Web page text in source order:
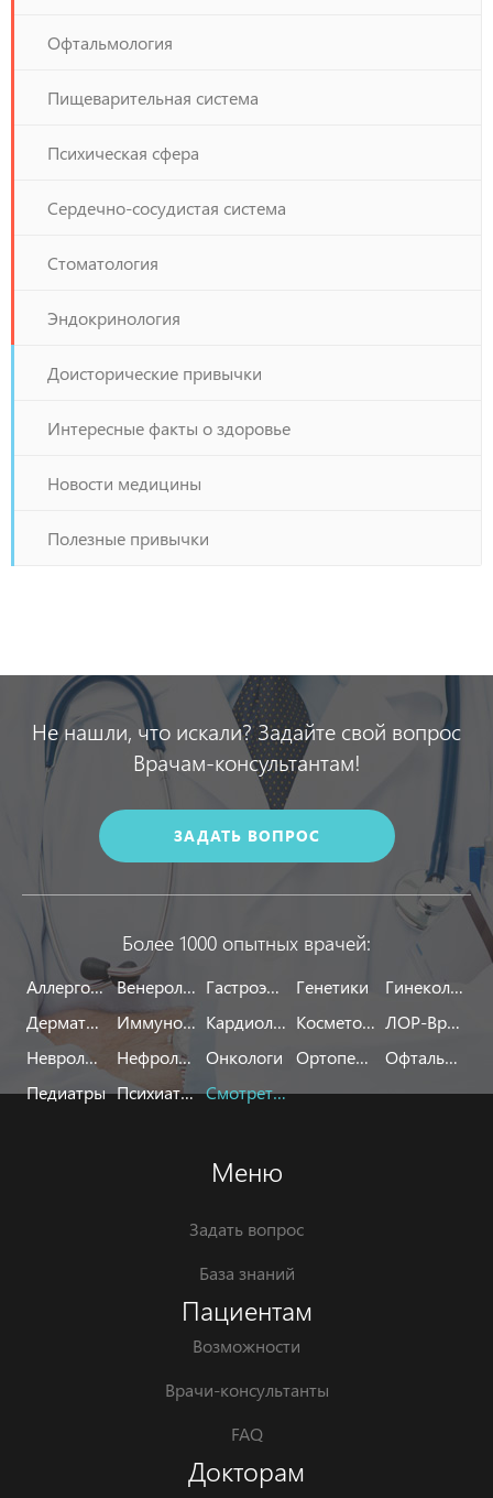
Офтальмология
Пищеварительная система
Психическая сфера
Сердечно-сосудистая система
Стоматология
Эндокринология
Доисторические привычки
Интересные факты о здоровье
Новости медицины
Полезные привычки
Не нашли, что искали? Задайте свой вопрос
Врачам-консультантам!
ЗАДАТЬ ВОПРОС
Более 1000 опытных врачей:
Аллергологи Венерологи Гастроэнтерологи Генетики
Гинекологи
Дерматологи
Иммунологи Кардиологи Косметологи
ЛОР-Врачи
Неврологи
Нефрологи Онкологи Ортопеды
Офтальмологи
Педиатры
Психиатры Смотреть все
Меню
Задать вопрос
База знаний
Пациентам
Возможности
Врачи-консультанты
FAQ
Докторам